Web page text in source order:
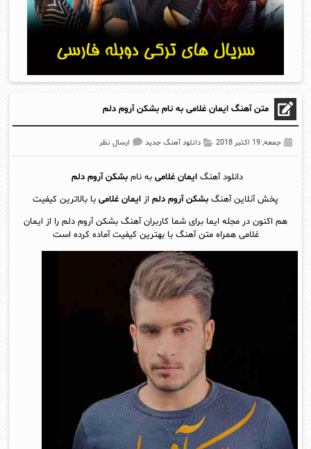
متن آهنگ ایمان غلامی به نام بشکن آروم دلم
جمعه, 19 اکتبر 2018 دانلود آهنگ جدید ارسال نظر
دانلود آهنگایمان غلامی به نامبشکن آروم دلم
پخش آنلاین آهنگ بشکن آروم دلم از ایمان غلامی با بالاترین کیفیت
هم اکنون در مجله ایما برای شما کاربران آهنگ بشکن آروم دلم را از ایمان
غلامی همراه متن آهنگ با بهترین کیفیت آماده کرده است